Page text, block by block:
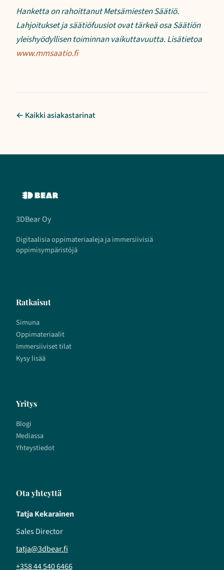
Hanketta on rahoittanut Metsämiesten Säätiö.
Lahjoitukset ja säätiöfuusiot ovat tärkeä osa Säätiön
yleishyödyllisen toiminnan vaikuttavuutta. Lisätietoa
www.mmsaatio.fi
← Kaikki asiakastarinat
3DBear Oy
Digitaalisia oppimateriaaleja ja immersiivisiä
oppimisympäristöjä
Ratkaisut
Simuna
Oppimateriaalit
Immersiiviset tilat
Kysy lisää
Yritys
Blogi
Mediassa
Yhteystiedot
Ota yhteyttä
Tatja Kekarainen
Sales Director
tatja@3dbear.fi
+358 44 540 6466